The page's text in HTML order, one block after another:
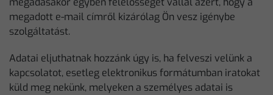
megadott e-mail címről kizárólag Ön vesz igénybe
szolgáltatást.
Adatai eljuthatnak hozzánk úgy is, ha felveszi velünk a
kapcsolatot, esetleg elektronikus formátumban iratokat
küld meg nekünk, melyeken a személyes adatai is